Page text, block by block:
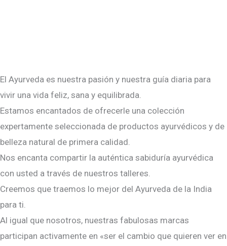
El Ayurveda es nuestra pasión y nuestra guía diaria para
vivir una vida feliz, sana y equilibrada.
Estamos encantados de ofrecerle una colección
expertamente seleccionada de productos ayurvédicos y de
belleza natural de primera calidad.
Nos encanta compartir la auténtica sabiduría ayurvédica
con usted a través de nuestros talleres.
Creemos que traemos lo mejor del Ayurveda de la India
para ti.
Al igual que nosotros, nuestras fabulosas marcas
participan activamente en «ser el cambio que quieren ver en